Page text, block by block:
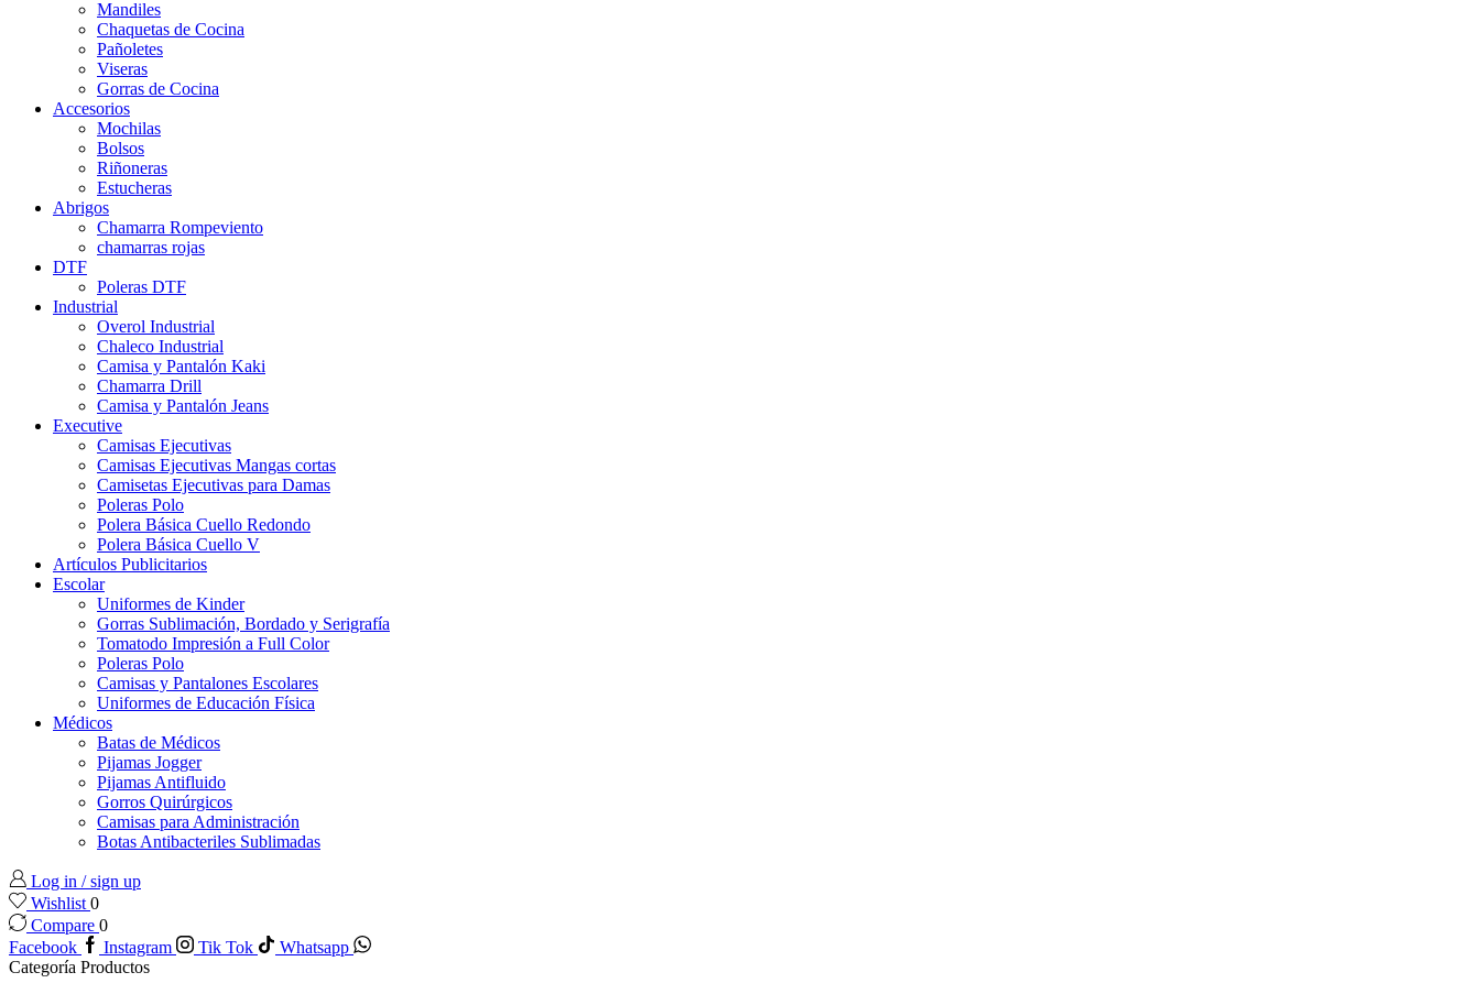
Mandiles
Chaquetas de Cocina
Pañoletes
Viseras
Gorras de Cocina
Accesorios
Mochilas
Bolsos
Riñoneras
Estucheras
Abrigos
Chamarra Rompeviento
chamarras rojas
DTF
Poleras DTF
Industrial
Overol Industrial
Chaleco Industrial
Camisa y Pantalón Kaki
Chamarra Drill
Camisa y Pantalón Jeans
Executive
Camisas Ejecutivas
Camisas Ejecutivas Mangas cortas
Camisetas Ejecutivas para Damas
Poleras Polo
Polera Básica Cuello Redondo
Polera Básica Cuello V
Artículos Publicitarios
Escolar
Uniformes de Kinder
Gorras Sublimación, Bordado y Serigrafía
Tomatodo Impresión a Full Color
Poleras Polo
Camisas y Pantalones Escolares
Uniformes de Educación Física
Médicos
Batas de Médicos
Pijamas Jogger
Pijamas Antifluido
Gorros Quirúrgicos
Camisas para Administración
Botas Antibacteriles Sublimadas
Log in / sign up
Wishlist 0
Compare 0
Facebook
Instagram Tik Tok
Whatsapp
Categoría Productos